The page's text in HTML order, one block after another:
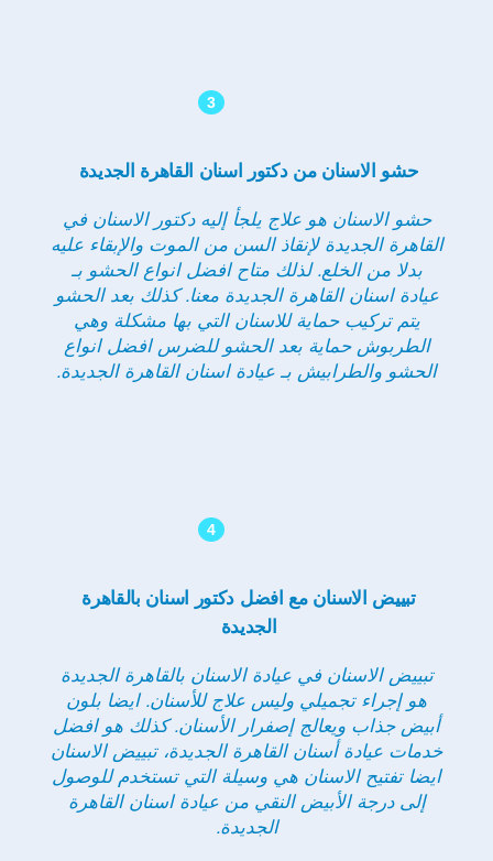
3
حشو الاسنان من دكتور اسنان القاهرة الجديدة
حشو الاسنان هو علاج يلجأ إليه دكتور الاسنان في
القاهرة الجديدة لإنقاذ السن من الموت والإبقاء عليه
بدلا من الخلع. لذلك متاح افضل انواع الحشو بـ
عيادة اسنان القاهرة الجديدة معنا. كذلك بعد الحشو
يتم تركيب حماية للاسنان التي بها مشكلة وهي
الطربوش حماية بعد الحشو للضرس افضل انواع
الحشو والطرابيش بـ عيادة اسنان القاهرة الجديدة.
4
تبييض الاسنان مع افضل دكتور اسنان بالقاهرة
الجديدة
تبييض الاسنان في عيادة الاسنان بالقاهرة الجديدة
هو إجراء تجميلي وليس علاج للأسنان. ايضا بلون
أبيض جذاب ويعالج إصفرار الأسنان. كذلك هو افضل
خدمات عيادة أسنان القاهرة الجديدة، تبييض الاسنان
ايضا تفتيح الاسنان هي وسيلة التي تستخدم للوصول
إلى درجة الأبيض النقي من عيادة اسنان القاهرة
الجديدة.